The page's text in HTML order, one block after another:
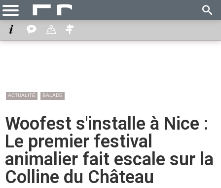
ACTUALITÉ BALADE
Woofest s'installe à Nice :
Le premier festival
animalier fait escale sur la
Colline du Château